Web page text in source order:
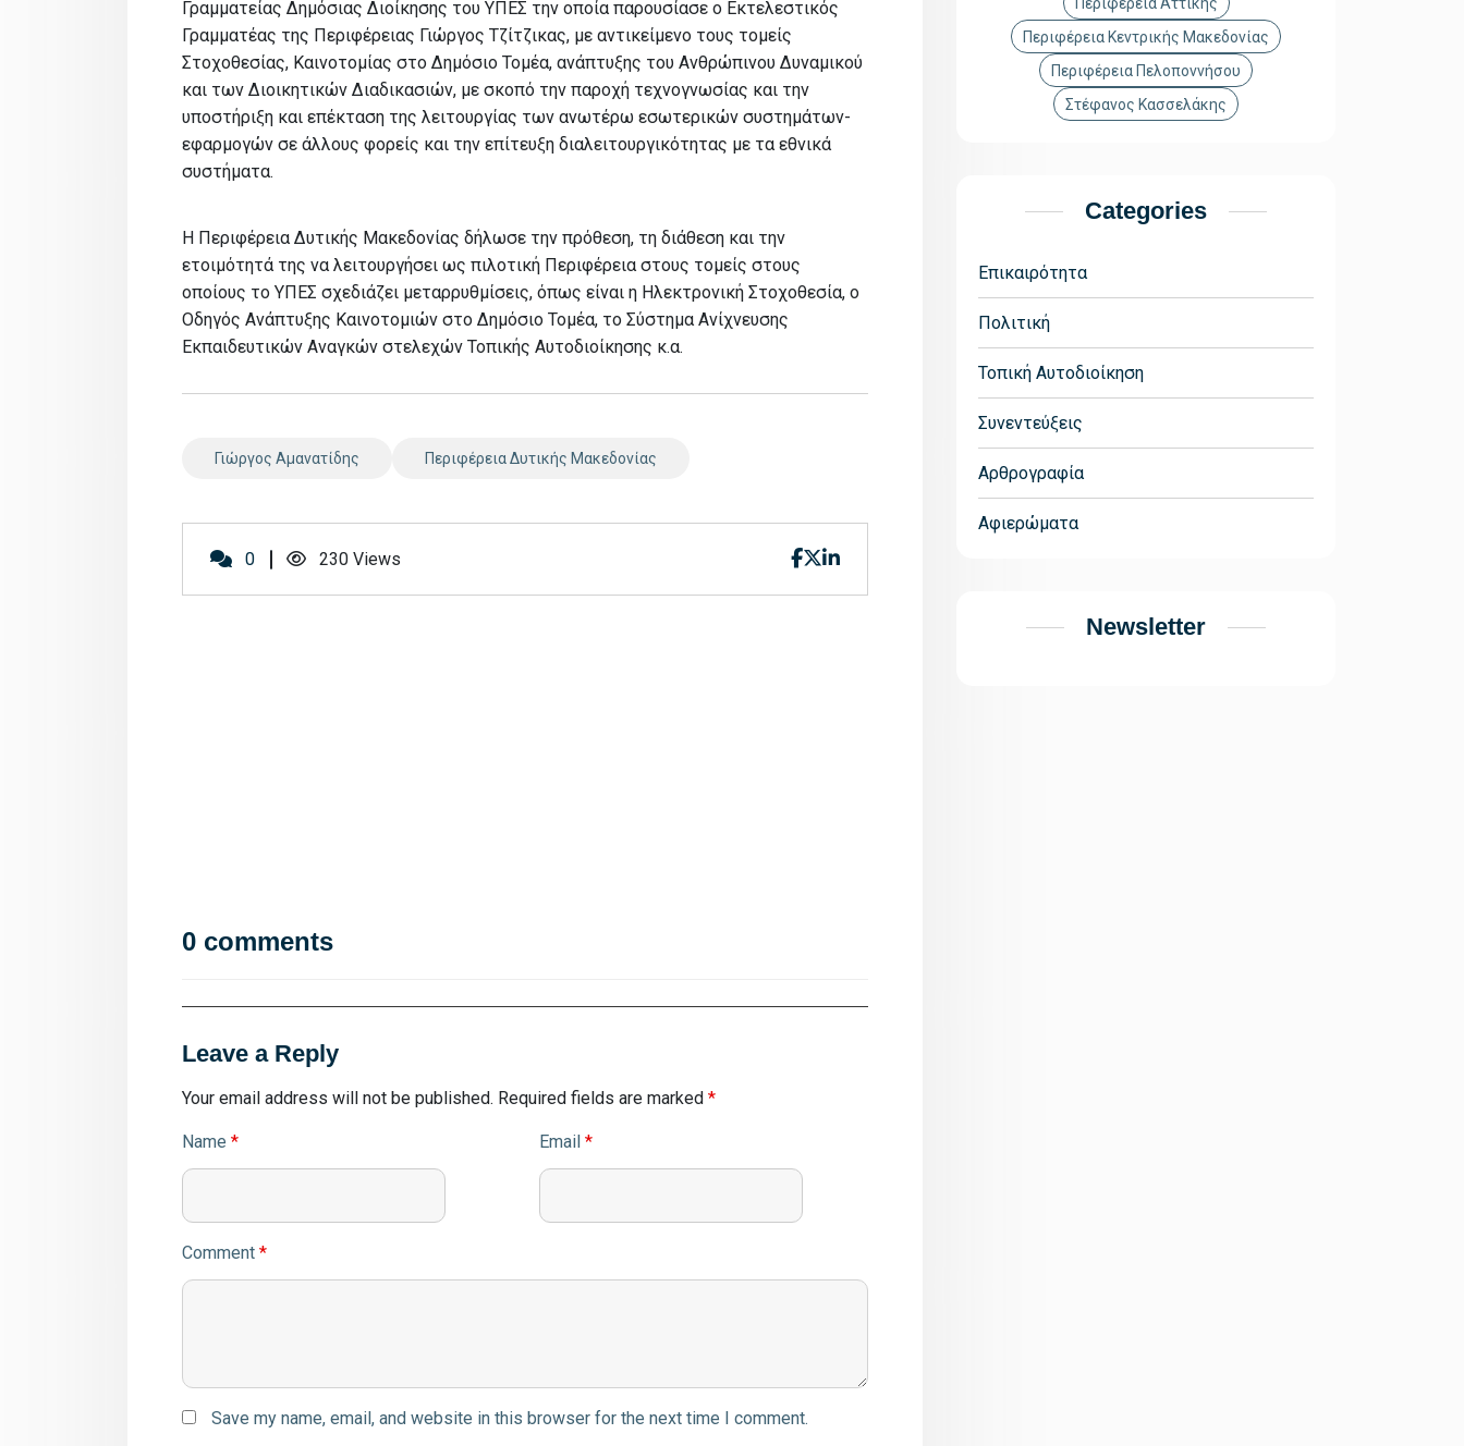
Γραμματείας Δημόσιας Διοίκησης του ΥΠΕΣ την οποία παρουσίασε ο Εκτελεστικός
Γραμματέας της Περιφέρειας Γιώργος Τζίτζικας, με αντικείμενο τους τομείς
Στοχοθεσίας, Καινοτομίας στο Δημόσιο Τομέα, ανάπτυξης του Ανθρώπινου Δυναμικού
και των Διοικητικών Διαδικασιών, με σκοπό την παροχή τεχνογνωσίας και την
υποστήριξη και επέκταση της λειτουργίας των ανωτέρω εσωτερικών συστημάτων-
εφαρμογών σε άλλους φορείς και την επίτευξη διαλειτουργικότητας με τα εθνικά
συστήματα.
Η Περιφέρεια Δυτικής Μακεδονίας δήλωσε την πρόθεση, τη διάθεση και την
ετοιμότητά της να λειτουργήσει ως πιλοτική Περιφέρεια στους τομείς στους
οποίους το ΥΠΕΣ σχεδιάζει μεταρρυθμίσεις, όπως είναι η Ηλεκτρονική Στοχοθεσία, ο
Οδηγός Ανάπτυξης Καινοτομιών στο Δημόσιο Τομέα, το Σύστημα Ανίχνευσης
Εκπαιδευτικών Αναγκών στελεχών Τοπικής Αυτοδιοίκησης κ.α.
Γιώργος Αμανατίδης Περιφέρεια Δυτικής Μακεδονίας
0 230 Views
0 comments
Leave a Reply
Your email address will not be published. Required fields are marked *
Name * Email *
Comment *
Save my name, email, and website in this browser for the next time I comment.
Περιφέρεια Κεντρικής Μακεδονίας
Περιφέρεια Πελοποννήσου
Στέφανος Κασσελάκης
Categories
Επικαιρότητα
Πολιτική
Τοπική Αυτοδιοίκηση
Συνεντεύξεις
Αρθρογραφία
Αφιερώματα
Newsletter